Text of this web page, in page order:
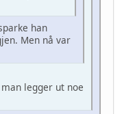
han
Men nå var
legger ut noe